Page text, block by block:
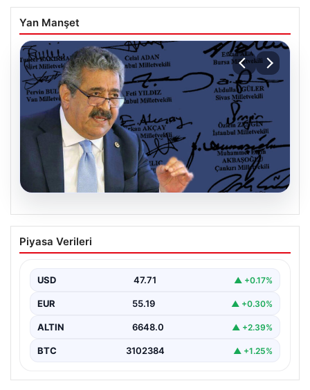
Yan Manşet
06.08.2026
MHP’li Feti Yıldız’dan Terörsüz Türkiye
İçin Çerçeve Yasa Tahmini
Yardımcısı Feti Yıldız, uzun süredir üzerinde çalışılan
ve…
Piyasa Verileri
USD 47.71 ▲ +0.17%
EUR 55.19 ▲ +0.30%
ALTIN 6648.0 ▲ +2.39%
BTC 3102384 ▲ +1.25%